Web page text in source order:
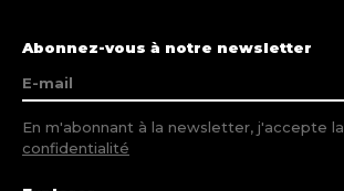
Abonnez-vous à notre newsletter
En m'abonnant à la newsletter, j'accepte la
confidentialité